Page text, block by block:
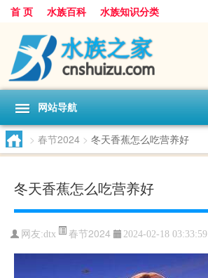
首 页 水族百科 水族知识分类
网站导航
> 春节2024 > 冬天香蕉怎么吃营养好
冬天香蕉怎么吃营养好
网友:dtx 春节2024 2024-02-18 03:33:59